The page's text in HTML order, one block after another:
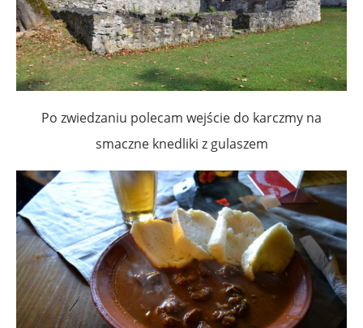
Po zwiedzaniu polecam wejście do karczmy na
smaczne knedliki z gulaszem